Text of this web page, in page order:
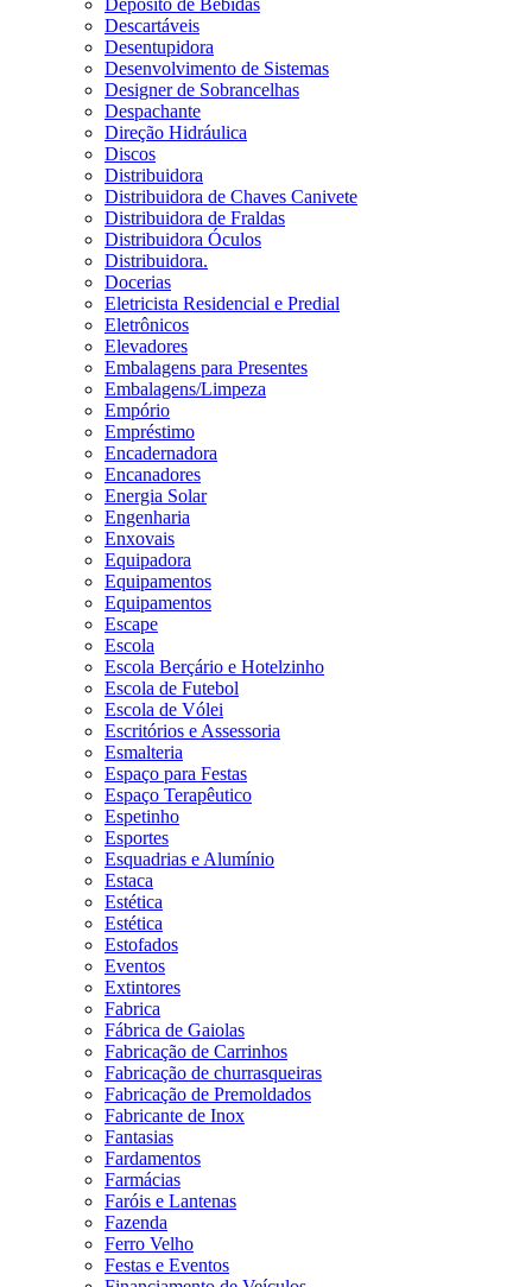
Depósito de Bebidas
Descartáveis
Desentupidora
Desenvolvimento de Sistemas
Designer de Sobrancelhas
Despachante
Direção Hidráulica
Discos
Distribuidora
Distribuidora de Chaves Canivete
Distribuidora de Fraldas
Distribuidora Óculos
Distribuidora.
Docerias
Eletricista Residencial e Predial
Eletrônicos
Elevadores
Embalagens para Presentes
Embalagens/Limpeza
Empório
Empréstimo
Encadernadora
Encanadores
Energia Solar
Engenharia
Enxovais
Equipadora
Equipamentos
Equipamentos
Escape
Escola
Escola Berçário e Hotelzinho
Escola de Futebol
Escola de Vólei
Escritórios e Assessoria
Esmalteria
Espaço para Festas
Espaço Terapêutico
Espetinho
Esportes
Esquadrias e Alumínio
Estaca
Estética
Estética
Estofados
Eventos
Extintores
Fabrica
Fábrica de Gaiolas
Fabricação de Carrinhos
Fabricação de churrasqueiras
Fabricação de Premoldados
Fabricante de Inox
Fantasias
Fardamentos
Farmácias
Faróis e Lantenas
Fazenda
Ferro Velho
Festas e Eventos